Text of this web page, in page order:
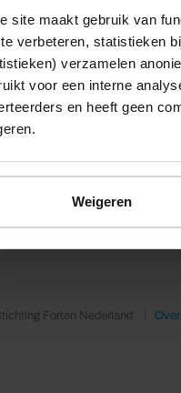
site maakt gebruik van
verbeteren, statistieken
verzamelen
voor een interne
en heeft geen
Weigeren
het
Forten Nederland